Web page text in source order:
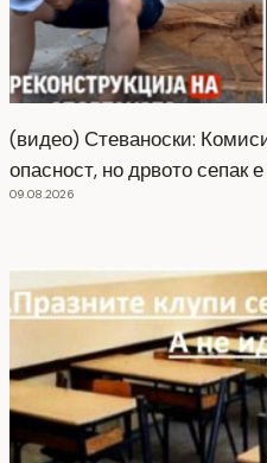
(видео) Стеваноски:
опасност, но дрвото сепак
09.08.2026